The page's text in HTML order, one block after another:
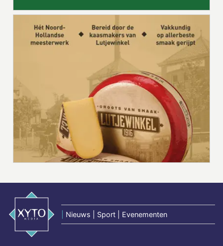
Nieuws | Sport | Evenementen